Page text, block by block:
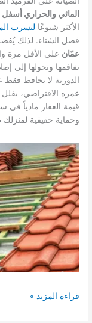
المائي والحراري أسفل
الأكثر شيوعًا لتسرب
فصل الشتاء. لذلك
عمّان علي الأقل مرة
تفاقمها وتحولها إلى
الدورية لا يحافظ
عمره الافتراضي، يقلل
قيمة العقار مادياً في
وحماية حقيقية لمنزلك
قرميد
قراءة المزيد »